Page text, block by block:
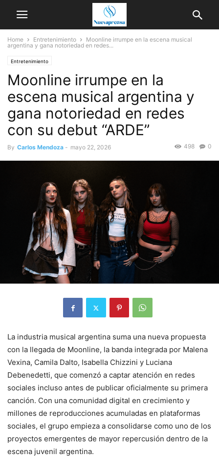
Home Entretenimiento
Moonline irrumpe en la escena musical
argentina y gana notoriedad en redes...
Entretenimiento
Moonline irrumpe en la
escena musical argentina y
gana notoriedad en redes
con su debut “ARDE”
By Carlos Mendoza - mayo 22, 2026 0
498
La industria musical argentina suma una nueva propuesta
con la llegada de Moonline, la banda integrada por Malena
Vexina, Camila Dalto, Isabella Chizzini y Luciana
Debenedetti, que comenzó a captar atención en redes
sociales incluso antes de publicar oficialmente su primera
canción. Con una comunidad digital en crecimiento y
millones de reproducciones acumuladas en plataformas
sociales, el grupo empieza a consolidarse como uno de los
proyectos emergentes de mayor repercusión dentro de la
escena juvenil argentina.